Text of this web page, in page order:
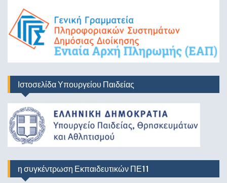
Ιστοσελίδα Υπουργείου Παιδείας
η συγκέντρωση Εκπαιδευτικών ΠΕ11